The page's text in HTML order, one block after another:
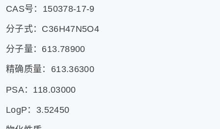
更
﹥
CAS号：150378-17-9
分子式：C36H47N5O4
分子量：613.78900
精确质量：613.36300
PSA：118.03000
LogP：3.52450